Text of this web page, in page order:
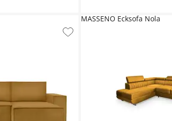
MASSENO Ecksofa Nola